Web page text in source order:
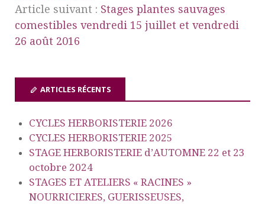
Article suivant : Stages plantes sauvages
comestibles vendredi 15 juillet et vendredi
26 août 2016
ARTICLES RÉCENTS
CYCLES HERBORISTERIE 2026
CYCLES HERBORISTERIE 2025
STAGE HERBORISTERIE d’AUTOMNE 22 et 23
octobre 2024
STAGES ET ATELIERS « RACINES »
NOURRICIERES, GUERISSEUSES,